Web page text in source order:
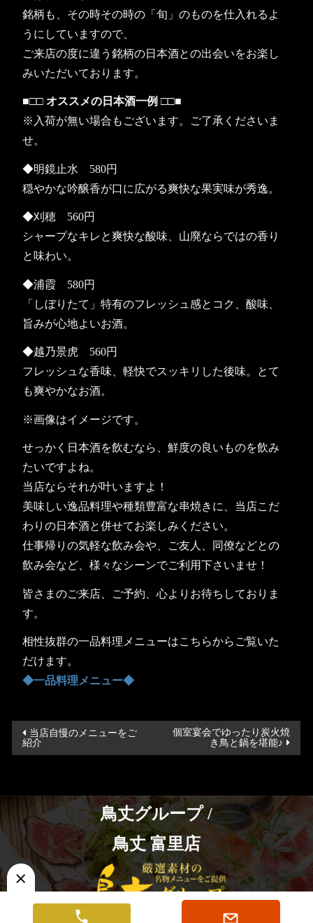
銘柄も、その時その時の「旬」のものを仕入れるよ
うにしていますので、
ご来店の度に違う銘柄の日本酒との出会いをお楽し
みいただいております。
■□□ オススメの日本酒一例 □□■
※入荷が無い場合もございます。ご了承くださいま
せ。
◆明鏡止水 580円
穏やかな吟醸香が口に広がる爽快な果実味が秀逸。
◆刈穂 560円
シャープなキレと爽快な酸味、山廃ならではの香り
と味わい。
◆浦霞 580円
「しぼりたて」特有のフレッシュ感とコク、酸味、
旨みが心地よいお酒。
◆越乃景虎 560円
フレッシュな香味、軽快でスッキリした後味。とて
も爽やかなお酒。
※画像はイメージです。
せっかく日本酒を飲むなら、鮮度の良いものを飲み
たいですよね。
当店ならそれが叶いますよ！
美味しい逸品料理や種類豊富な串焼きに、当店こだ
わりの日本酒と併せてお楽しみください。
仕事帰りの気軽な飲み会や、ご友人、同僚などとの
飲み会など、様々なシーンでご利用下さいませ！
皆さまのご来店、ご予約、心よりお待ちしておりま
す。
相性抜群の一品料理メニューはこちらからご覧いた
だけます。
◆一品料理メニュー◆
投
稿
ゲ
ー
シ
ョ
ン
当店自慢のメニューをご
紹介
個室宴会でゆったり炭火焼
き鳥と鍋を堪能♪
鳥丈グループ /
鳥丈 富里店